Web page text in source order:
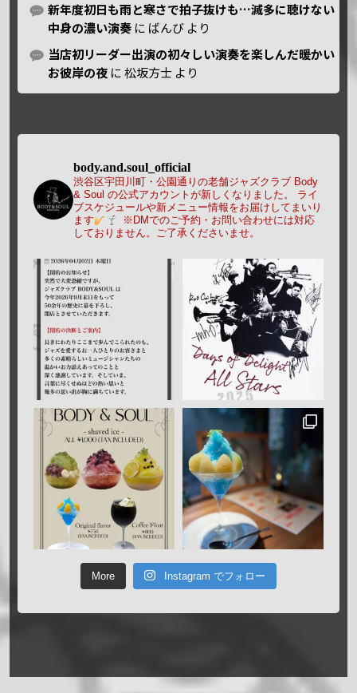
新年度初日も雨と寒さで拍子抜けも…滅多に聴けない
中身の濃い演奏 に ばんび より
当店初リーダー出演の初々しい演奏を楽しんだ暖かい
お彼岸の夜 に松坂方士 より
body.and.soul_official
渋谷区宇田川町・公園通りの老舗ジャズクラブ Body
& Soul の公式アカウントが新しくなりました。
ライ
ブスケジュールや新メニュー情報をお届けしてまいり
ます
※DMでのご予約・お問い合わせには対応
しておりません。ご了承くださいませ。
More Instagram でフォロー